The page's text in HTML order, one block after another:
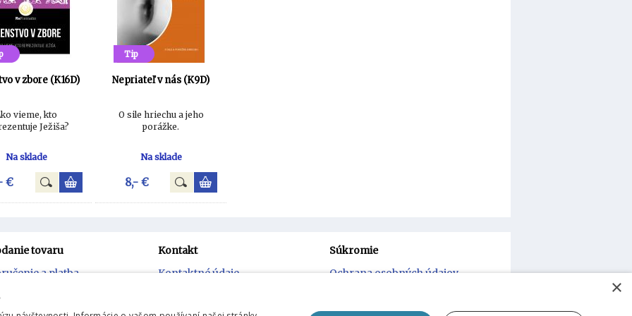
v zbore (K16D)
vieme, kto
Ježiša?
Na sklade
€
Tip
Nepriateľ v nás (K9D)
O sile hriechu a jeho
porážke.
Na sklade
8,- €
tovaru
a platba
od zmluvy
Kontakt
Kontaktné údaje
Súkromie
Ochrana osobných údajov
×